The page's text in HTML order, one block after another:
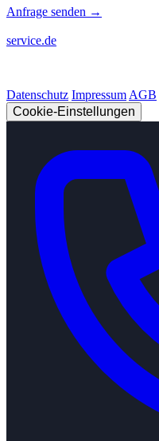
Anfrage senden →
service.de
Datenschutz Impressum AGB
Cookie-Einstellungen